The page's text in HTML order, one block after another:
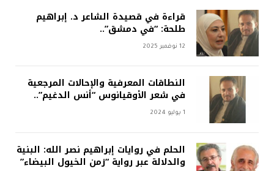
قراءة في قصيدة الشاعر د. إبراهيم
طلحة: “في دمشق”..
12 نوفمبر 2025
النطاقات المعرفية والإحالات المرجعية
في شعر الأوقيانوس “أنس الدغيم”..
1 يوليو 2024
الحلم في روايات إبراهيم نصر الله: البنية
والدلالة عبر رواية “زمن الخيول البيضاء”